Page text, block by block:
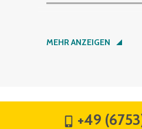
Nachname*
MEHR ANZEIGEN
+49